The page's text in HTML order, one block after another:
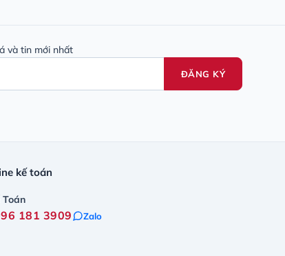
và tin mới nhất
ĐĂNG KÝ
kế toán
Toán
181 3909 Zalo